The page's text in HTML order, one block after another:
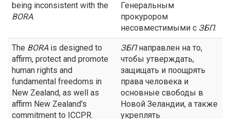
being inconsistent with the
BORA.
Генеральным
прокурором
несовместимыми с ЗБП.
The BORAis designed to
affirm, protect and promote
human rights and
fundamental freedoms in
New Zealand, as well as
affirm New Zealand's
commitment to ICCPR.
ЗБПнаправлен на то,
чтобы утверждать,
защищать и поощрять
права человека и
основные свободы в
Новой Зеландии, а также
укреплять